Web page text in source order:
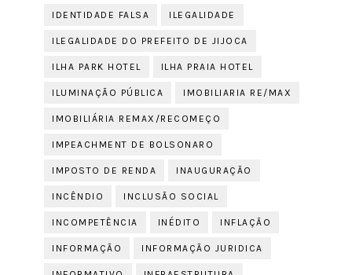
IDENTIDADE FALSA ILEGALIDADE
ILEGALIDADE DO PREFEITO DE JIJOCA
ILHA PARK HOTEL ILHA PRAIA HOTEL
ILUMINAÇÃO PÚBLICA IMOBILIARIA RE/MAX
IMOBILIÁRIA REMAX/RECOMEÇO
IMPEACHMENT DE BOLSONARO
IMPOSTO DE RENDA INAUGURAÇÃO
INCÊNDIO INCLUSÃO SOCIAL
INCOMPETÊNCIA INÉDITO INFLAÇÃO
INFORMAÇÃO INFORMAÇÃO JURIDICA